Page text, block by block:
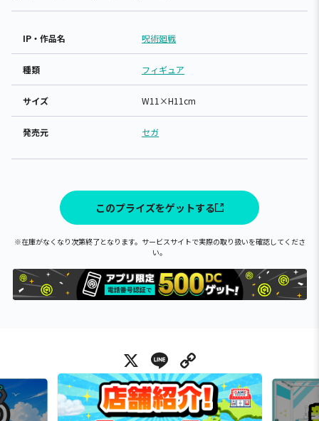
IP・作品名 呪術廻戦
種類 フィギュア
サイズ W11×H11cm
発売元 セガ
このプライズをゲットする
※在庫がなくなり次第終了となります。サービスサイトで実際の取り扱いを確認してくださ
い。
X Line